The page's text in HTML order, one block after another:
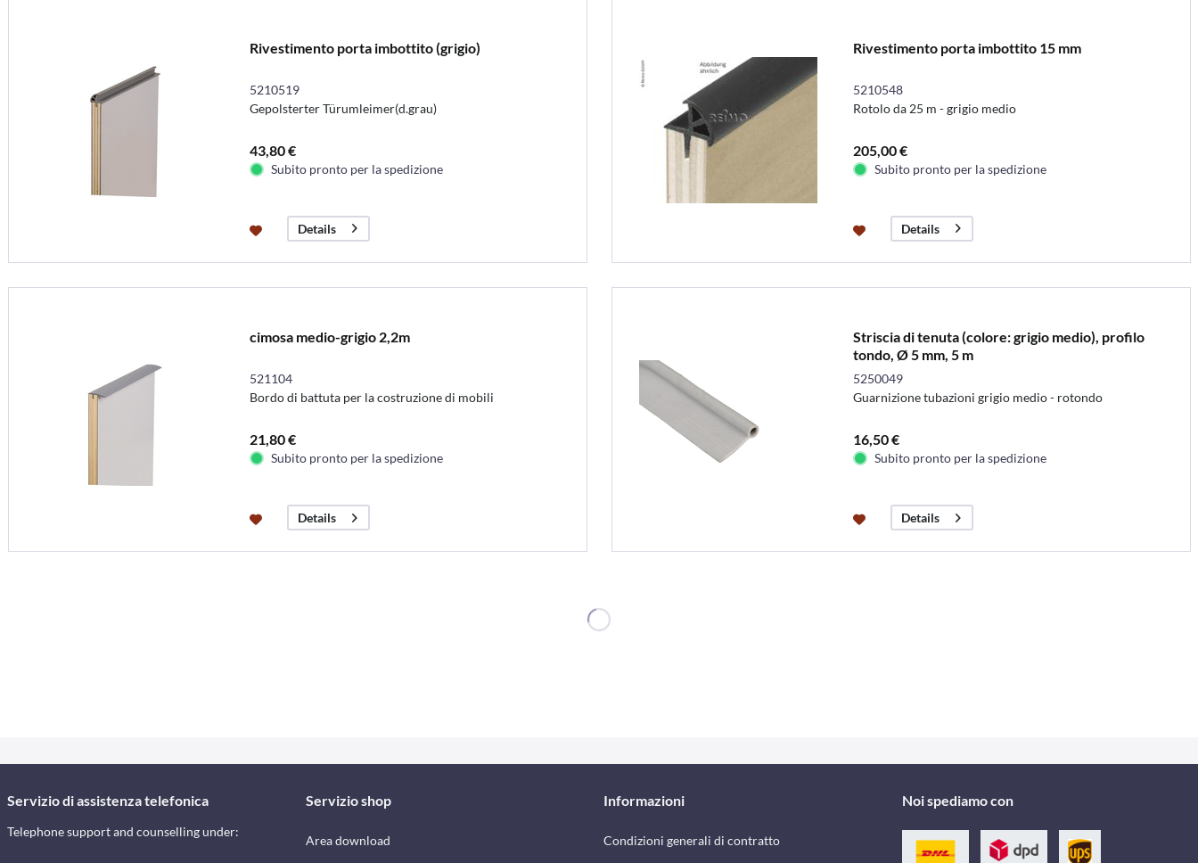
Rivestimento porta imbottito (grigio)
5210519
Gepolsterter Türumleimer(d.grau)
43,80 €
Subito pronto per la spedizione
Details
Rivestimento porta imbottito 15 mm
5210548
Rotolo da 25 m - grigio medio
205,00 €
Subito pronto per la spedizione
Details
cimosa medio-grigio 2,2m
521104
Bordo di battuta per la costruzione di mobili
21,80 €
Subito pronto per la spedizione
Details
Striscia di tenuta (colore: grigio medio), profilo
tondo, Ø 5 mm, 5 m
5250049
Guarnizione tubazioni grigio medio - rotondo
16,50 €
Subito pronto per la spedizione
Details
Servizio di assistenza telefonica
Telephone support and counselling under:
Servizio shop
Area download
Informazioni
Condizioni generali di contratto
Noi spediamo con